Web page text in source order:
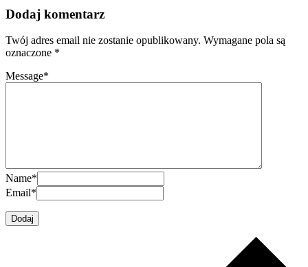
Dodaj komentarz
Twój adres email nie zostanie opublikowany. Wymagane pola są
oznaczone *
Message*
Name*
Email*